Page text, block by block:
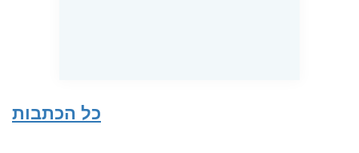
כל הכתבות